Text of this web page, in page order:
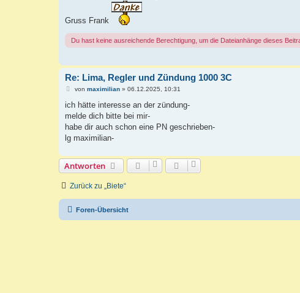
Gruss Frank
Du hast keine ausreichende Berechtigung, um die Dateianhänge dieses
Re: Lima, Regler und Zündung 1000 3C
B
i
r
a
von maximilian» 06.12.2025, 10:31
ich hätte interesse an der zündung-
melde dich bitte bei mir-
habe dir auch schon eine PN geschrieben-
lg maximilian-
Antworten
Zurück zu „Biete“
Foren-Übersicht